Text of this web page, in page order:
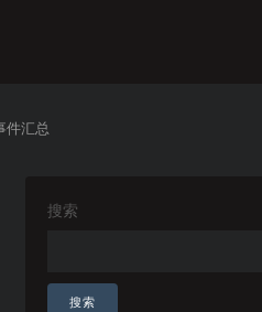
件汇总
搜索
搜索